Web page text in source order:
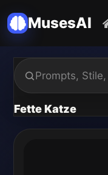
MusesAI
Fette Katze